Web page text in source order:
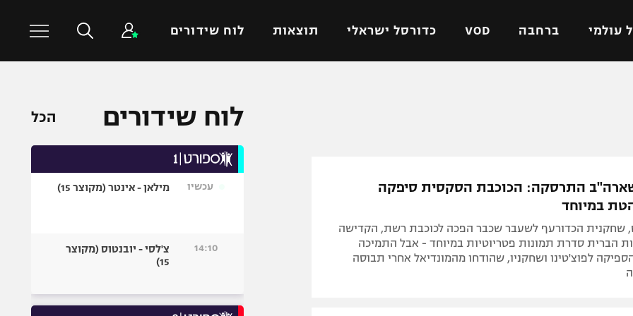
עולמי ברחבה VOD כדורסל ישראלי תוצאות לוח שידורים
ליגה גרמנית
ליגה איטלקית
ליגה צרפתית
מכבי תל אביב
הפועל ירושלים
דני אבדיה
כדורסל עולמי
כדורעף
ספורט אולימפי
היאבקות WWE
שארה"ב התרסקה: הכוכבת הסקסית סיפקה
במיוחד
שחקנית הכדורעף לשעבר שכבר הפכה לכוכבת רשת, הקדישה
הברית סדרת תמונות פטריוטיות במיוחד - אבל התמיכה
לפוצ'טינו ושחקניו, שהודחו מהמונדיאל אחרי תבוסה
לוח שידורים הכל
עכשיו מילאן - אינטר (מקוצר 15)
14:10
צ'לסי - יובנטוס (מקוצר
15)